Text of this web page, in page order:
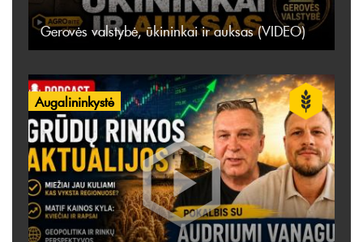
Gerovės valstybė, ūkininkai ir auksas (VIDEO)
Augalininkystė